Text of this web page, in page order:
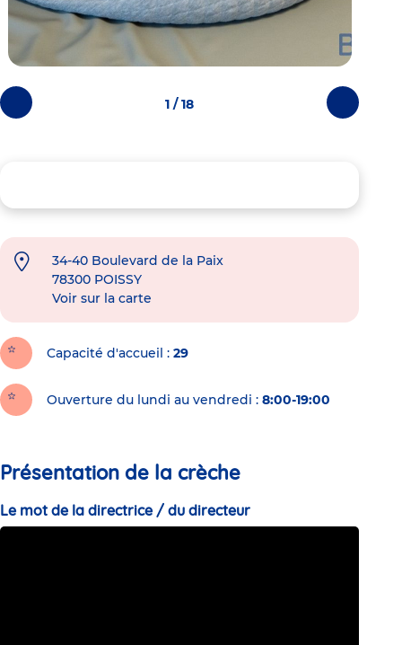
Photos
précédentes
Photos
suivantes
1 / 18
34-40 Boulevard de la Paix
78300 POISSY
Voir sur la carte
Capacité d'accueil 29
Ouverture du lundi au vendredi : 8:00-19:00
Présentation de la crèche
Le mot de la directrice / du directeur